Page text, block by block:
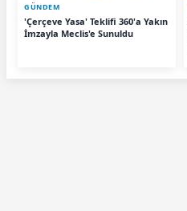
GÜNDEM
'Çerçeve Yasa' Teklifi 360'a Yakın
İmzayla Meclis'e Sunuldu